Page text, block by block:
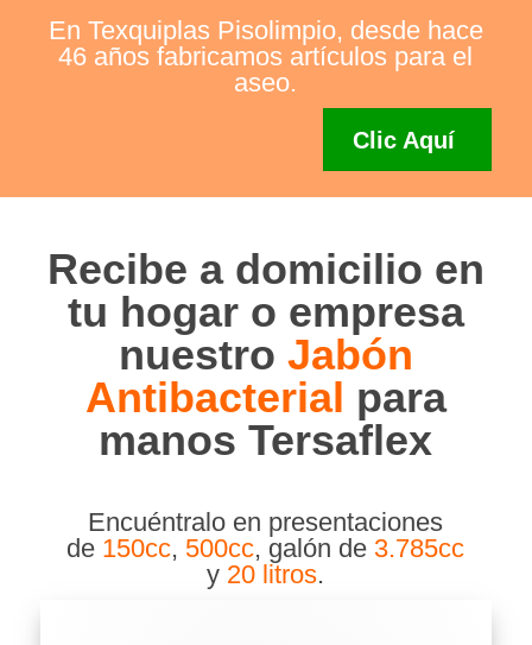
En Texquiplas Pisolimpio, desde hace
46 años fabricamos artículos para el
aseo.
Clic Aquí
Recibe a domicilio en
tu hogar o empresa
nuestro Jabón
Antibacterial para
manos Tersaflex
Encuéntralo en presentaciones
de 150cc, 500cc, galón de 3.785cc
y 20 litros.